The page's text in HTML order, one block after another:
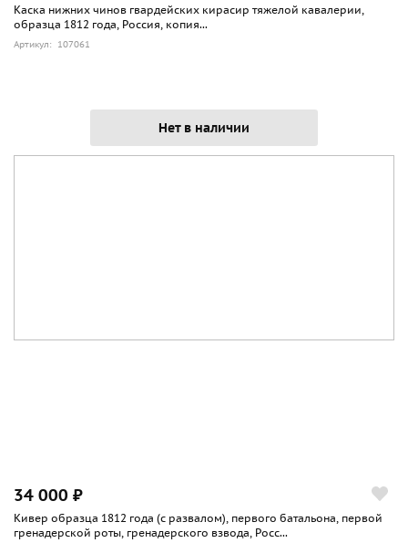
Каска нижних чинов гвардейских кирасир тяжелой кавалерии,
образца 1812 года, Россия, копия...
Артикул: 107061
Нет в наличии
34 000 ₽
Кивер образца 1812 года (с развалом), первого батальона, первой
гренадерской роты, гренадерского взвода, Росс...